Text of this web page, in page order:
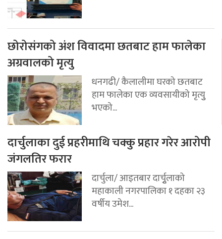
छोरोसंगको अंश विवादमा छतबाट हाम फालेका
अग्रवालको मृत्यु
धनगढी/ कैलालीमा घरको छतबाट
हाम फालेका एक व्यवसायीको मृत्युु
भएको...
दार्चुलाका दुई प्रहरीमाथि चक्कु प्रहार गरेर आरोपी
जंगलतिर फरार
दार्चुला/ आइतबार दार्चुृलाको
महाकाली नगरपालिका १ दहका २३
वर्षीय उमेश...